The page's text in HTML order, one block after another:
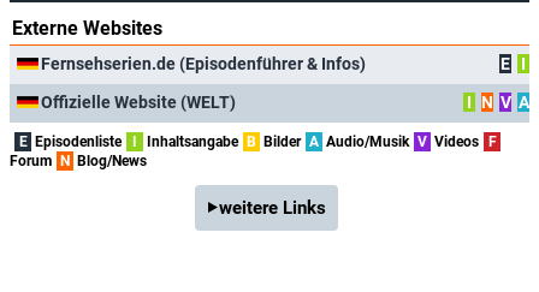
Externe Websites
Fernsehserien.de (Episodenführer & Infos) E
I
Offizielle Website (WELT)
I N V A
E Episodenliste I Inhaltsangabe B Bilder A Audio/Musik V Videos F
Forum N Blog/News
weitere Links